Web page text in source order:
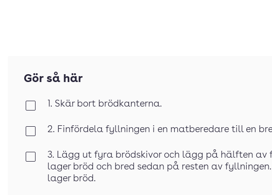
Gör så här
1. Skär bort brödkanterna.
2. Finfördela fyllningen i en matberedare till en
3. Lägg ut fyra brödskivor och lägg på hälften
lager bröd och bred sedan på resten av
lager bröd.